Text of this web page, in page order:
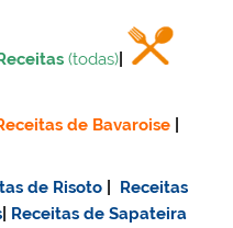
Receitas (todas)
de Bavaroise
de Risoto
Receitas
Receitas de Sapateira